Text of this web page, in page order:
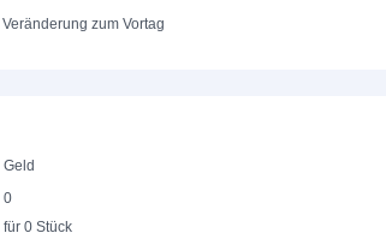
Veränderung zum Vortag
Geld
0
für 0 Stück